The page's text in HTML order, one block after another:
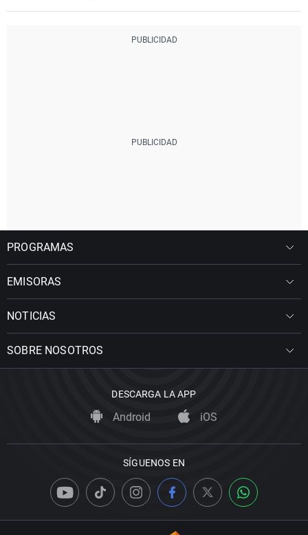
PROGRAMAS
EMISORAS
NOTICIAS
SOBRE NOSOTROS
DESCARGA LA APP
Android iOS
SÍGUENOS EN